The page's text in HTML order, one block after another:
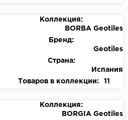
Коллекция:
BORBA Geotiles
Бренд:
Geotiles
Страна:
Испания
Товаров в коллекции:
11
Коллекция:
BORGIA Geotiles